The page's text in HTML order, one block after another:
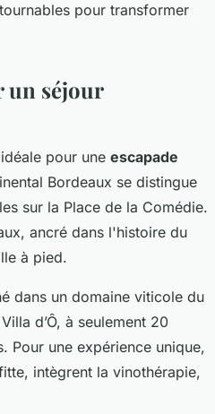
pour transformer
un séjour
pour une escapade
Bordeaux se distingue
sur la Place de la Comédie.
ancré dans l'histoire du
à pied.
dans un domaine viticole du
d’Ô, à seulement 20
Pour une expérience unique,
intègrent la vinothérapie,